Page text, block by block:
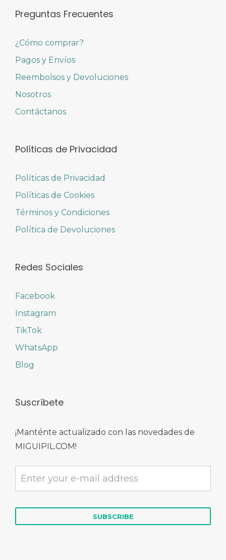
Preguntas Frecuentes
¿Cómo comprar?
Pagos y Envíos
Reembolsos y Devoluciones
Nosotros
Contáctanos
Políticas de Privacidad
Políticas de Privacidad
Políticas de Cookies
Términos y Condiciones
Política de Devoluciones
Redes Sociales
Facebook
Instagram
TikTok
WhatsApp
Blog
Suscríbete
¡Manténte actualizado con las novedades de
MIGUIPIL.COM!